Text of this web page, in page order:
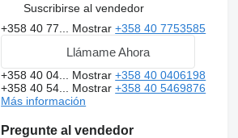
Suscribirse al vendedor
+358 40 77... Mostrar+358 40 7753585
Llámame Ahora
+358 40 04... Mostrar+358 40 0406198
+358 40 54... Mostrar+358 40 5469876
Más información
Pregunte al vendedor